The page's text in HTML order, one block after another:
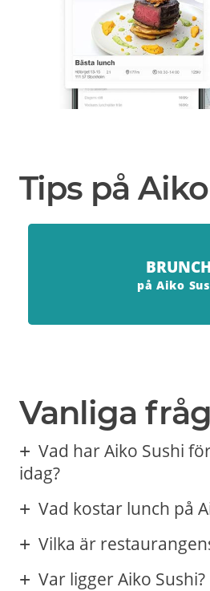
Tips på
BRUNCH
på Aiko
Vanliga
Vad har Aiko Sushi
idag?
Vad kostar lunch på
Vilka är
Var ligger Aiko Sushi?